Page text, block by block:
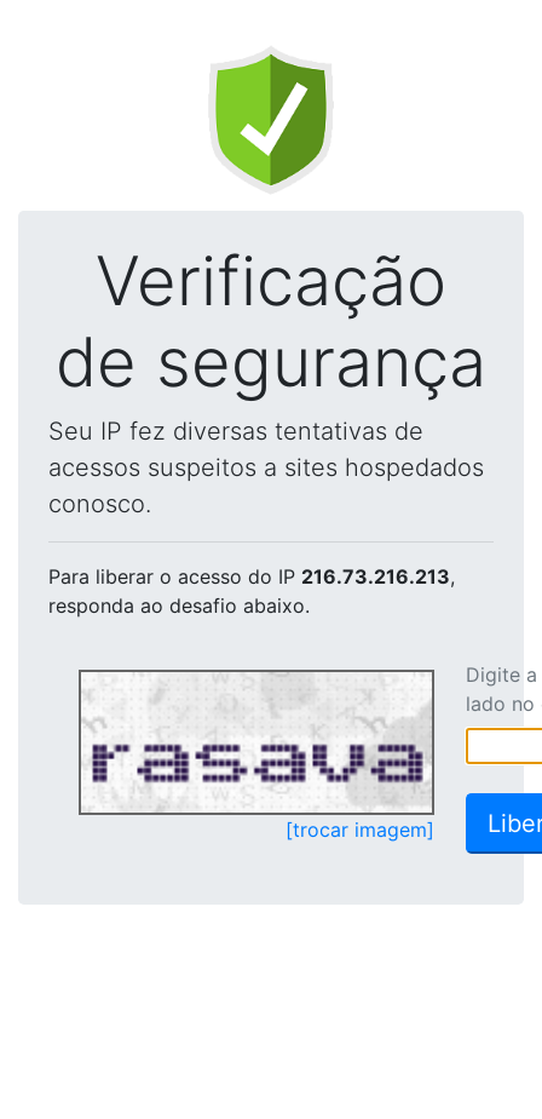
Verificação
de segurança
Seu IP fez diversas tentativas de
acessos suspeitos a sites hospedados
conosco.
Para liberar o acesso do IP 216.73.216.213,
responda ao desafio abaixo.
[trocar imagem]
Digite
lado no